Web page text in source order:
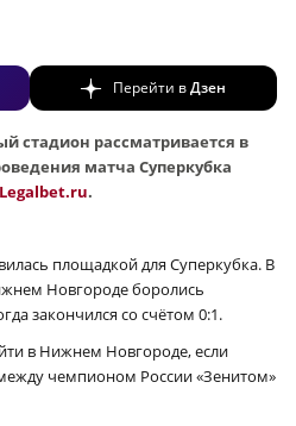
Перейти вДзен
стадион рассматривается в
матча Суперкубка
Legalbet.ru.
площадкой для Суперкубка. В
Новгороде боролись
закончился со счётом 0:1.
в Нижнем Новгороде, если
чемпионом России «Зенитом»